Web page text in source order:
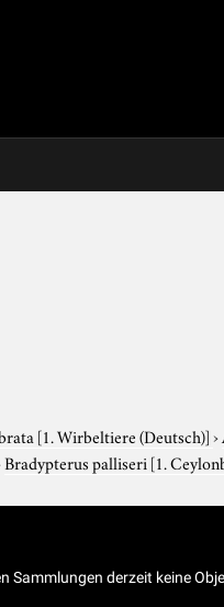
[1. Wirbeltiere (Deutsch)]›
Bradypterus palliseri [1.
Sammlungen derzeit keine